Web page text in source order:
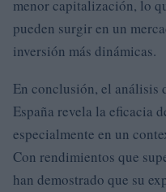
menor capitalización, lo
pueden surgir en un
inversión más dinámicas.
En conclusión, el análisis
España revela la eficacia
especialmente en un
Con rendimientos que
han demostrado que su